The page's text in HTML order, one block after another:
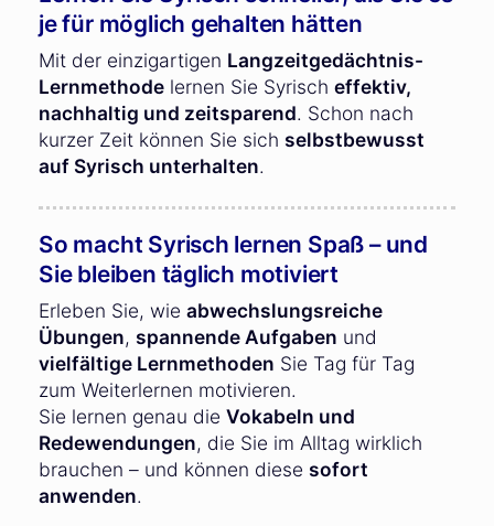
je für möglich gehalten hätten
Mit der einzigartigen Langzeitgedächtnis-
Lernmethode lernen Sie Syrisch effektiv,
nachhaltig und zeitsparend. Schon nach
kurzer Zeit können Sie sich selbstbewusst
auf Syrisch unterhalten.
So macht Syrisch lernen Spaß – und
Sie bleiben täglich motiviert
Erleben Sie, wie abwechslungsreiche
Übungen, spannende Aufgaben und
vielfältige Lernmethoden Sie Tag für Tag
zum Weiterlernen motivieren.
Sie lernen genau die Vokabeln und
Redewendungen, die Sie im Alltag wirklich
brauchen – und können diese sofort
anwenden.